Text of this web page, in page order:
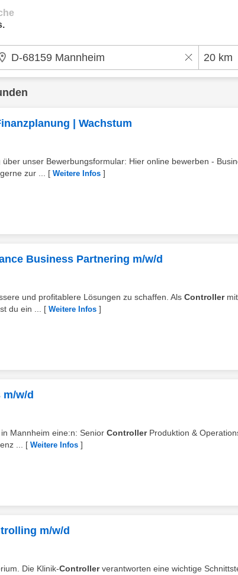
| Wachstum
unser Bewerbungsformular: Hier online bewerben -
zur ... [ Weitere Infos ]
Business Partnering m/w/d
und profitablere Lösungen zu schaffen. Als Controllermit
du ein ...
[ Weitere Infos ]
w/d
Mannheim eine:n: Senior ControllerProduktion &
...
[ Weitere Infos ]
m/w/d
Die Klinik-Controllerverantworten eine wichtige